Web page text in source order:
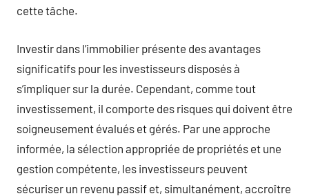
cette tâche.
Investir dans l’immobilier présente des avantages
significatifs pour les investisseurs disposés à
s’impliquer sur la durée. Cependant, comme tout
investissement, il comporte des risques qui doivent être
soigneusement évalués et gérés. Par une approche
informée, la sélection appropriée de propriétés et une
gestion compétente, les investisseurs peuvent
sécuriser un revenu passif et, simultanément, accroître